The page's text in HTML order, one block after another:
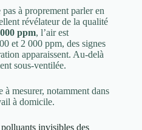
à proprement parler en
révélateur de la qualité
ppm, l’air est
et 2 000 ppm, des signes
apparaissent. Au-delà
sous-ventilée.
à mesurer, notamment dans
à domicile.
invisibles des